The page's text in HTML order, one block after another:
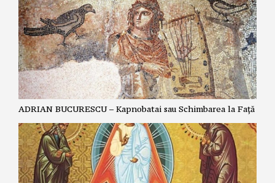
ADRIAN BUCURESCU – Kapnobatai sau Schimbarea la Față